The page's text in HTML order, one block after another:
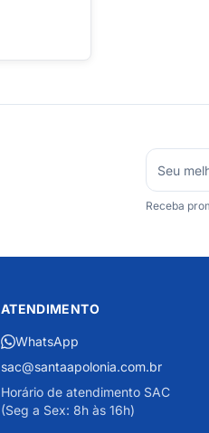
Receba
ATENDIMENTO
WhatsApp
sac@santaapolonia.com.br
Horário de atendimento SAC
(Seg a Sex: 8h às 16h)